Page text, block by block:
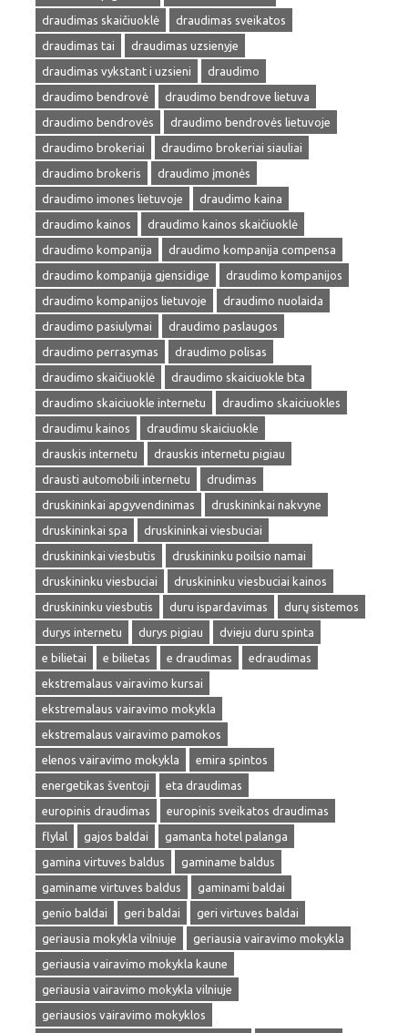
draudimas skaičiuoklė
draudimas sveikatos
draudimas tai
draudimas uzsienyje
draudimas vykstant i uzsieni
draudimo
draudimo bendrovė
draudimo bendrove lietuva
draudimo bendrovės
draudimo bendrovės lietuvoje
draudimo brokeriai
draudimo brokeriai siauliai
draudimo brokeris
draudimo įmonės
draudimo imones lietuvoje
draudimo kaina
draudimo kainos
draudimo kainos skaičiuoklė
draudimo kompanija
draudimo kompanija compensa
draudimo kompanija gjensidige
draudimo kompanijos
draudimo kompanijos lietuvoje
draudimo nuolaida
draudimo pasiulymai
draudimo paslaugos
draudimo perrasymas
draudimo polisas
draudimo skaičiuoklė
draudimo skaiciuokle bta
draudimo skaiciuokle internetu
draudimo skaiciuokles
draudimu kainos
draudimu skaiciuokle
drauskis internetu
drauskis internetu pigiau
drausti automobili internetu
drudimas
druskininkai apgyvendinimas
druskininkai nakvyne
druskininkai spa
druskininkai viesbuciai
druskininkai viesbutis
druskininku poilsio namai
druskininku viesbuciai
druskininku viesbuciai kainos
druskininku viesbutis
duru ispardavimas
durų sistemos
durys internetu
durys pigiau
dvieju duru spinta
e bilietai
e bilietas e draudimas
edraudimas
ekstremalaus vairavimo kursai
ekstremalaus vairavimo mokykla
ekstremalaus vairavimo pamokos
elenos vairavimo mokykla
emira spintos
energetikas šventoji
eta draudimas
europinis draudimas
europinis sveikatos draudimas
flylal
gajos baldai
gamanta hotel palanga
gamina virtuves baldus
gaminame baldus
gaminame virtuves baldus
gaminami baldai
genio baldai
geri baldai
geri virtuves baldai
geriausia mokykla vilniuje
geriausia vairavimo mokykla
geriausia vairavimo mokykla kaune
geriausia vairavimo mokykla vilniuje
geriausios vairavimo mokyklos